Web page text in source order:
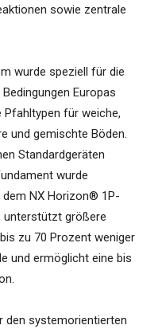
sowie zentrale
wurde speziell für die
Europas
für weiche,
und gemischte Böden.
Standardgeräten
wurde
NX Horizon® 1P-
unterstützt größere
zu 70 Prozent weniger
und ermöglicht eine bis
den systemorientierten